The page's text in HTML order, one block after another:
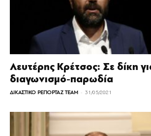
Λευτέρης Κρέτσος: Σε δίκη
διαγωνισμό-παρωδία
ΔΙΚΑΣΤΙΚΟ ΡΕΠΟΡΤΑΖ TEAM - 31/05/2021